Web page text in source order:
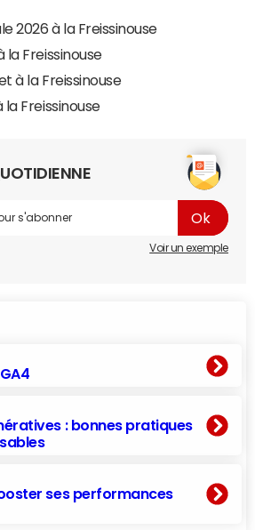
2026 à la Freissinouse
la Freissinouse
à la Freissinouse
la Freissinouse
Voir un exemple
: bonnes pratiques
ses performances